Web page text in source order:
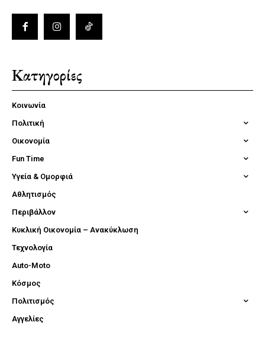
Κατηγορίες
Κοινωνία
Πολιτική
Οικονομία
Fun Time
Υγεία & Ομορφιά
Αθλητισμός
Περιβάλλον
Κυκλική Οικονομία – Ανακύκλωση
Τεχνολογία
Auto-Moto
Κόσμος
Πολιτισμός
Αγγελίες